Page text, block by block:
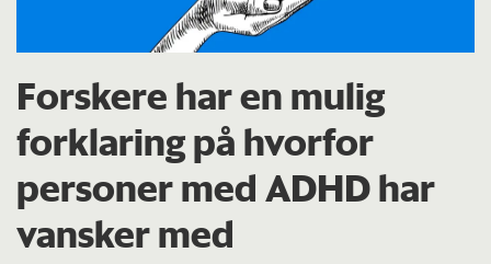
Forskere har en mulig
forklaring på hvorfor
personer med ADHD har
vansker med